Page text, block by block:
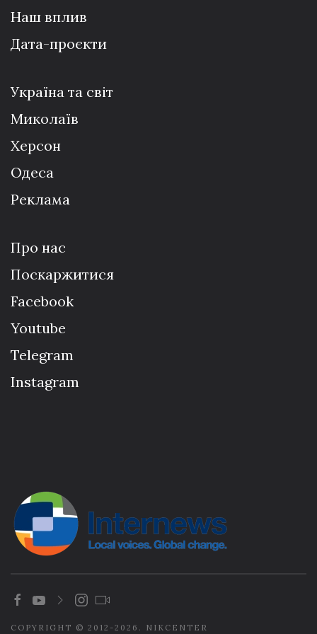
Наш вплив
Дата-проєкти
Україна та світ
Миколаїв
Херсон
Одеса
Реклама
Про нас
Поскаржитися
Facebook
Youtube
Telegram
Instagram
COPYRIGHT © 2012-2026. NIKCENTER